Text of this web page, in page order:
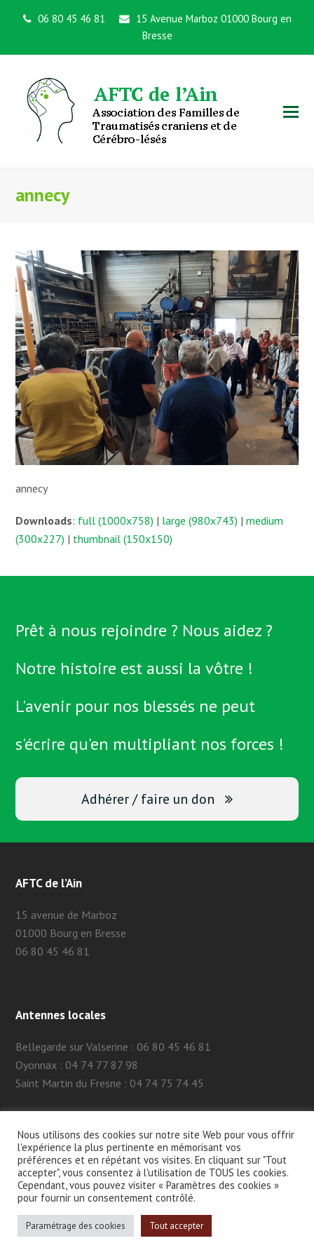
06 80 45 46 81
15 Avenue Marboz 01000 Bourg en
Bresse
annecy
annecy
Downloads: full (1000x758) | large (980x743) |medium
(300x227) | thumbnail (150x150)
Prêt à nous rejoindre ? Nous aidez ?
Notre histoire est aussi la vôtre !
L'avenir pour nos blessés ne peut
s'écrire qu'en multipliant nos forces !
Adhérer / faire un don
AFTC de l’Ain
15 avenue de Marboz
01000 Bourg en Bresse
06 80 45 46 81
Antennes locales
Bellegarde sur Valserine : 06 80 45 46 81
Oyonnax : 04 74 77 87 98
Saint Martin du Fresne : 04 74 75 74 45
2026 - AFTC 01 -MENTIONS LÉGALES- SITE CRÉÉ PAR MA-
NAÏS
CE SITE EST PROTÉGÉ PAR RECAPTCHA ET GOOGLE.
POLITIQUE DE CONFIDENTIALITÉ GOOGLE
D'UTILISATION
Nous utilisons des cookies sur notre site Web pour vous offrir
l'expérience la plus pertinente en mémorisant vos
préférences et en répétant vos visites. En cliquant sur "Tout
accepter", vous consentez à l'utilisation de TOUS les cookies.
Cependant, vous pouvez visiter « Paramètres des cookies »
pour fournir un consentement contrôlé.
Paramétrage des cookies Tout accepter